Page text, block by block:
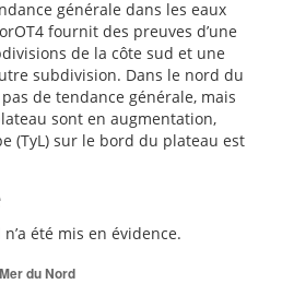
générale dans les eaux
fournit des preuves d’une
de la côte sud et une
subdivision. Dans le nord du
de tendance générale, mais
sont en augmentation,
(TyL) sur le bord du plateau est
été mis en évidence.